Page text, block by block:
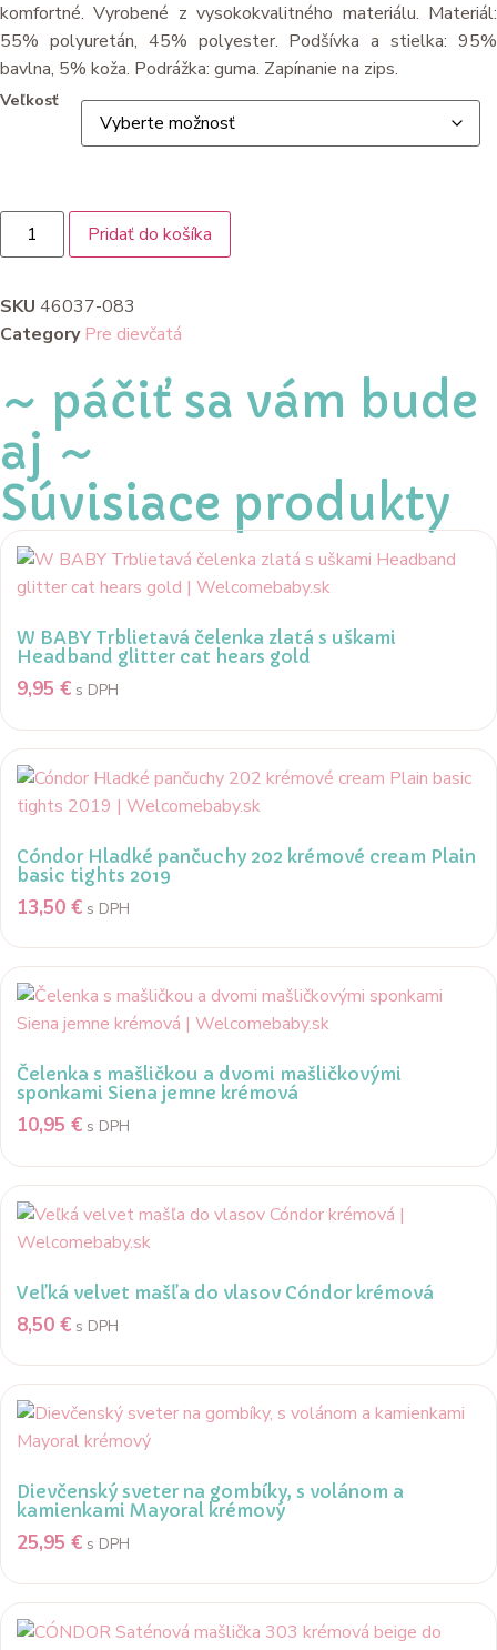
komfortné. Vyrobené z vysokokvalitného materiálu. Materiál:
55% polyuretán, 45% polyester. Podšívka a stielka: 95%
bavlna, 5% koža. Podrážka: guma. Zapínanie na zips.
Veľkosť
Pridať do košíka
SKU 46037-083
Category Pre dievčatá
~ páčiť sa vám bude
aj ~
Súvisiace produkty
W BABY Trblietavá čelenka zlatá s uškami
Headband glitter cat hears gold
9,95 € s DPH
Cóndor Hladké pančuchy 202 krémové cream Plain
basic tights 2019
13,50 € s DPH
Čelenka s mašličkou a dvomi mašličkovými
sponkami Siena jemne krémová
10,95 € s DPH
Veľká velvet mašľa do vlasov Cóndor krémová
8,50 € s DPH
Dievčenský sveter na gombíky, s volánom a
kamienkami Mayoral krémový
25,95 € s DPH